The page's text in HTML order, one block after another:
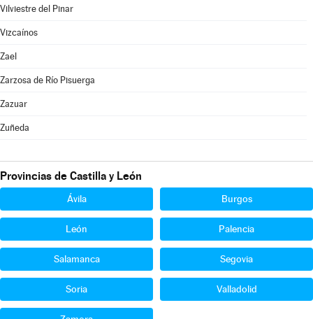
Vilviestre del Pinar
Vizcaínos
Zael
Zarzosa de Río Pisuerga
Zazuar
Zuñeda
Provincias de Castilla y León
Ávila Burgos
León Palencia
Salamanca Segovia
Soria Valladolid